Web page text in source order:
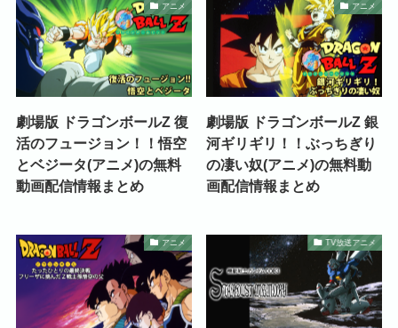
アニメ
劇場版 ドラゴンボールZ 復
活のフュージョン！！悟空
とベジータ(アニメ)の無料
動画配信情報まとめ
アニメ
劇場版 ドラゴンボールZ 銀
河ギリギリ！！ぶっちぎり
の凄い奴(アニメ)の無料動
画配信情報まとめ
アニメ TV放送アニメ